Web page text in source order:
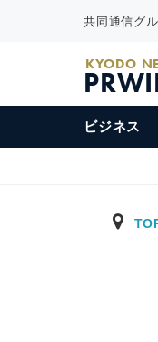
共同通信グ
KYODO
ビジネス